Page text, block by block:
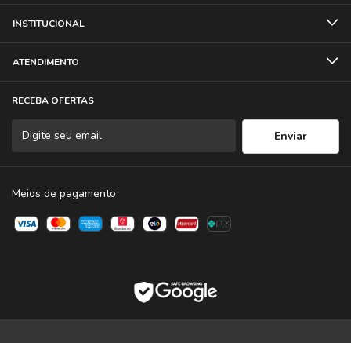
INSTITUCIONAL
ATENDIMENTO
RECEBA OFERTAS
Meios de pagamento